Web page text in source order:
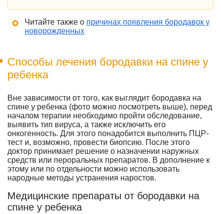
Читайте также о причинах появления бородавок у
новорожденных
Способы лечения бородавки на спине у
ребенка
Вне зависимости от того, как выглядит бородавка на
спине у ребенка (фото можно посмотреть выше), перед
началом терапии необходимо пройти обследование,
выявить тип вируса, а также исключить его
онкогенность. Для этого понадобится выполнить ПЦР-
тест и, возможно, провести биопсию. После этого
доктор принимает решение о назначении наружных
средств или пероральных препаратов. В дополнение к
этому или по отдельности можно использовать
народные методы устранения наростов.
Медицинские препараты от бородавки на
спине у ребенка